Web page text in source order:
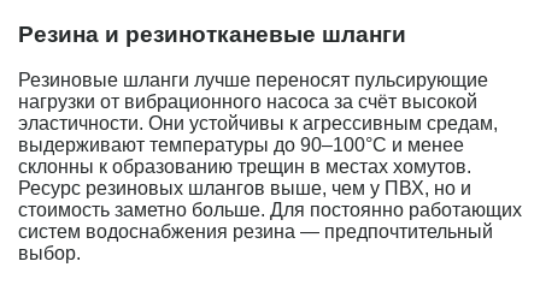
Резина и резинотканевые шланги
Резиновые шланги лучше переносят пульсирующие
нагрузки от вибрационного насоса за счёт высокой
эластичности. Они устойчивы к агрессивным средам,
выдерживают температуры до 90–100°C и менее
склонны к образованию трещин в местах хомутов.
Ресурс резиновых шлангов выше, чем у ПВХ, но и
стоимость заметно больше. Для постоянно работающих
систем водоснабжения резина — предпочтительный
выбор.